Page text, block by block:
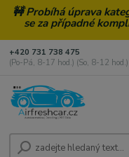
🚧 Probíhá úprava
se za případné
+420 731 738 475
(Po-Pá, 8-17 hod.) (So, 8-12 hod.)